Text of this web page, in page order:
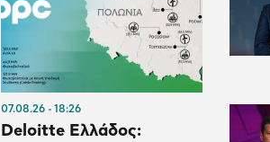
07.08.26 18:26
Deloitte Ελλάδος: